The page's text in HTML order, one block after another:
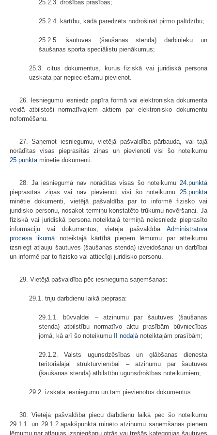
25.2.3. drošības prasības;
25.2.4. kārtību, kādā paredzēts nodrošināt pirmo palīdzību;
25.2.5. šautuves (šaušanas stenda) darbinieku un
šaušanas sporta speciālistu pienākumus;
25.3. citus dokumentus, kurus fiziskā vai juridiskā persona
uzskata par nepieciešamu pievienot.
26. Iesniegumu iesniedz papīra formā vai elektroniska dokumenta
veidā atbilstoši normatīvajiem aktiem par elektronisko dokumentu
noformēšanu.
27. Saņemot iesniegumu, vietējā pašvaldība pārbauda, vai tajā
norādītas visas pieprasītās ziņas un pievienoti visi šo noteikumu
25.punktā minētie dokumenti.
28. Ja iesniegumā nav norādītas visas šo noteikumu 24.punktā
pieprasītās ziņas vai nav pievienoti visi šo noteikumu 25.punktā
minētie dokumenti, vietējā pašvaldība par to informē fizisko vai
juridisko personu, nosakot termiņu konstatēto trūkumu novēršanai. Ja
fiziskā vai juridiskā persona noteiktajā termiņā neiesniedz pieprasīto
informāciju vai dokumentus, vietējā pašvaldība Administratīvā
procesa likumā noteiktajā kārtībā pieņem lēmumu par atteikumu
izsniegt atļauju šautuves (šaušanas stenda) izveidošanai un darbībai
un informē par to fizisko vai attiecīgi juridisko personu.
29. Vietējā pašvaldība pēc iesnieguma saņemšanas:
29.1. triju darbdienu laikā pieprasa:
29.1.1. būvvaldei – atzinumu par šautuves (šaušanas
stenda) atbilstību normatīvo aktu prasībām būvniecības
jomā, kā arī šo noteikumu II nodaļā noteiktajām prasībām;
29.1.2. Valsts ugunsdzēsības un glābšanas dienesta
teritoriālajai struktūrvienībai – atzinumu par šautuves
(šaušanas stenda) atbilstību ugunsdrošības noteikumiem;
29.2. izskata iesniegumu un tam pievienotos dokumentus.
30. Vietējā pašvaldība piecu darbdienu laikā pēc šo noteikumu
29.1.1. un 29.1.2.apakšpunktā minēto atzinumu saņemšanas pieņem
lēmumu par atļaujas izsniegšanu otrās vai trešās kategorijas šautuves